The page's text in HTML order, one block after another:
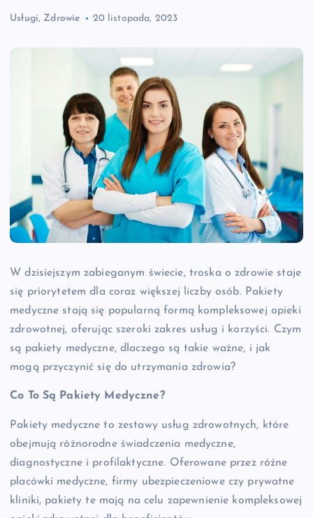
Usługi, Zdrowie 20 listopada, 2023
W dzisiejszym zabieganym świecie, troska o zdrowie staje
się priorytetem dla coraz większej liczby osób. Pakiety
medyczne stają się popularną formą kompleksowej opieki
zdrowotnej, oferując szeroki zakres usług i korzyści. Czym
są pakiety medyczne, dlaczego są takie ważne, i jak
mogą przyczynić się do utrzymania zdrowia?
Co To Są Pakiety Medyczne?
Pakiety medyczne to zestawy usług zdrowotnych, które
obejmują różnorodne świadczenia medyczne,
diagnostyczne i profilaktyczne. Oferowane przez różne
placówki medyczne, firmy ubezpieczeniowe czy prywatne
kliniki, pakiety te mają na celu zapewnienie kompleksowej